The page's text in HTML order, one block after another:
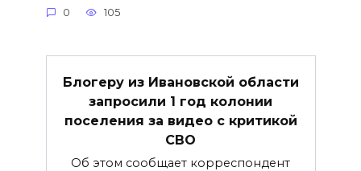
0 105
Блогеру из Ивановской области
запросили 1 год колонии
поселения за видео с критикой
СВО
Об этом сообщает корреспондент